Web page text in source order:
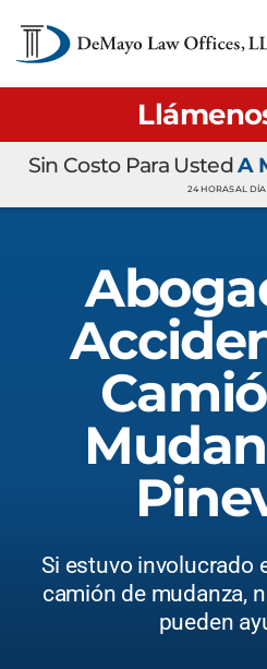
Sin Costo Para UstedA
24 HORAS AL DÍA
Si estuvo involucrado
camión de mudanza,
pueden